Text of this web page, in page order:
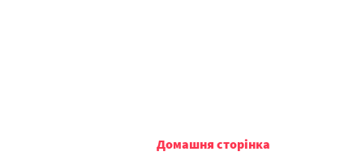
Домашня сторінка